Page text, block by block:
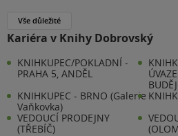
Vše důležité
Kariéra v Knihy Dobrovský
KNIHKUPEC/POKLADNÍ -
PRAHA 5, ANDĚL
KNIHKUPEC - BRNO (Galerie
Vaňkovka)
VEDOUCÍ PRODEJNY
(TŘEBÍČ)